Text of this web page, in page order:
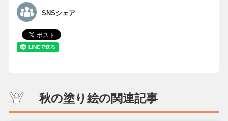
SNSシェア
秋の塗り絵の関連記事